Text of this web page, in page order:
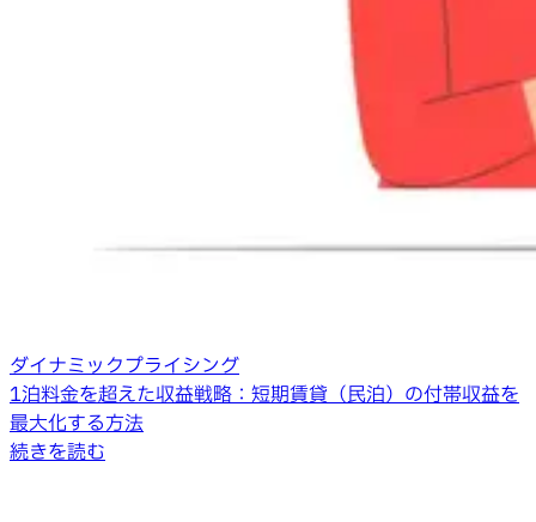
ダイナミックプライシング
1泊料金を超えた収益戦略：短期賃貸（民泊）の付帯収益を
最大化する方法
続きを読む